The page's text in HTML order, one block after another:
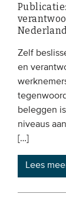
Zelf
en
beleggen
niveaus
[…]
Lees